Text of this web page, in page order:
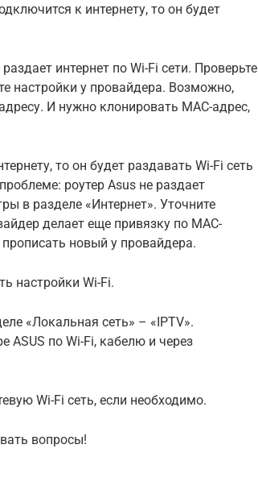
к интернету, то он будет
интернет по Wi-Fi сети. Проверьте
настройки у провайдера. Возможно,
И нужно клонировать MAC-адрес,
то он будет раздавать Wi-Fi сеть
роутер Asus не раздает
в разделе «Интернет». Уточните
делает еще привязку по MAC-
новый у провайдера.
настройки Wi-Fi.
«Локальная сеть» – «IPTV».
ASUS по Wi-Fi, кабелю и через
Wi-Fi сеть, если необходимо.
вопросы!